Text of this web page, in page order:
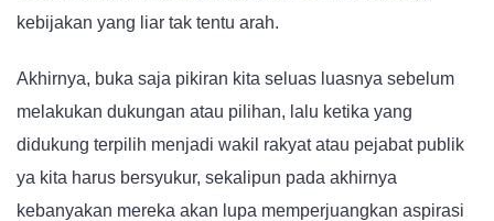
kebijakan yang liar tak tentu arah.
Akhirnya, buka saja pikiran kita seluas luasnya sebelum
melakukan dukungan atau pilihan, lalu ketika yang
didukung terpilih menjadi wakil rakyat atau pejabat publik
ya kita harus bersyukur, sekalipun pada akhirnya
kebanyakan mereka akan lupa memperjuangkan aspirasi